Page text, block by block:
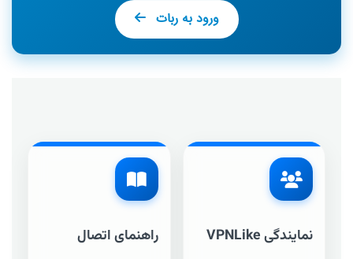
ورود به ربات
نمایندگی VPNLike راهنمای اتصال